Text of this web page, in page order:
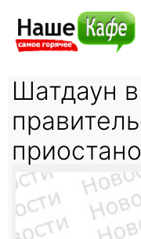
Шатдаун